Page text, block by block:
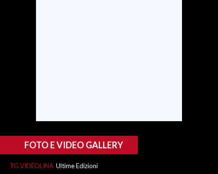
FOTO E VIDEO GALLERY
TG VIDEOLINA Ultime Edizioni